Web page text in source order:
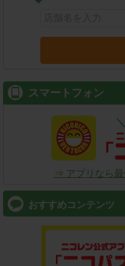
スマートフォン
⇒ アプリなら最
おすすめコンテンツ